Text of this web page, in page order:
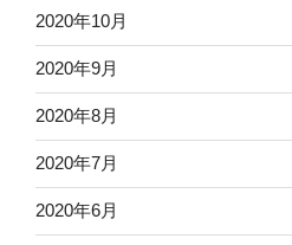
2020年10月
2020年9月
2020年8月
2020年7月
2020年6月